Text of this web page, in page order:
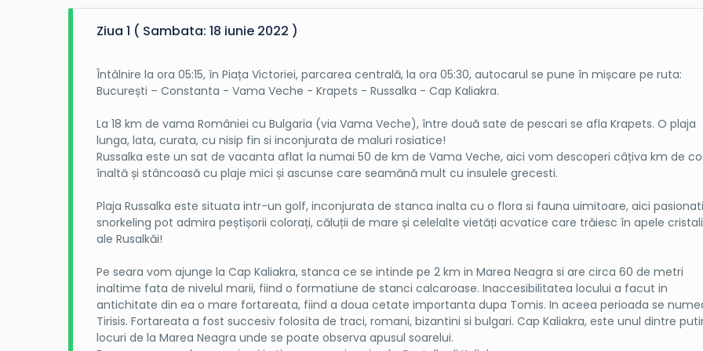
minorul, sau certificat de deces; in cazul in care copiii nu sunt insotiti de parinti, adultul care-i insoteste, va
Ziua 1 ( Sambata: 18 iunie 2022 )
Întâlnire la ora 05:15, în Piața Victoriei, parcarea centrală, la ora 05:30, autocarul se pune în mișcare pe ruta:
București – Constanta - Vama Veche - Krapets - Russalka - Cap Kaliakra.
La 18 km de vama României cu Bulgaria (via Vama Veche), între două sate de pescari se afla Krapets. O plaja
lunga, lata, curata, cu nisip fin si inconjurata de maluri rosiatice!
Russalka este un sat de vacanta aflat la numai 50 de km de Vama Veche, aici vom descoperi câțiva km de
înaltă și stâncoasă cu plaje mici și ascunse care seamănă mult cu insulele grecesti.
Plaja Russalka este situata intr-un golf, inconjurata de stanca inalta cu o flora si fauna uimitoare, aici
snorkeling pot admira peștișorii colorați, căluții de mare și celelalte vietăți acvatice care trăiesc în apele
ale Rusalkăi!
Pe seara vom ajunge la Cap Kaliakra, stanca ce se intinde pe 2 km in Marea Neagra si are circa 60 de metri
inaltime fata de nivelul marii, fiind o formatiune de stanci calcaroase. Inaccesibilitatea locului a facut in
antichitate din ea o mare fortareata, fiind a doua cetate importanta dupa Tomis. In aceea perioada se
Tirisis. Fortareata a fost succesiv folosita de traci, romani, bizantini si bulgari. Cap Kaliakra, este unul dintre
locuri de la Marea Neagra unde se poate observa apusul soarelui.